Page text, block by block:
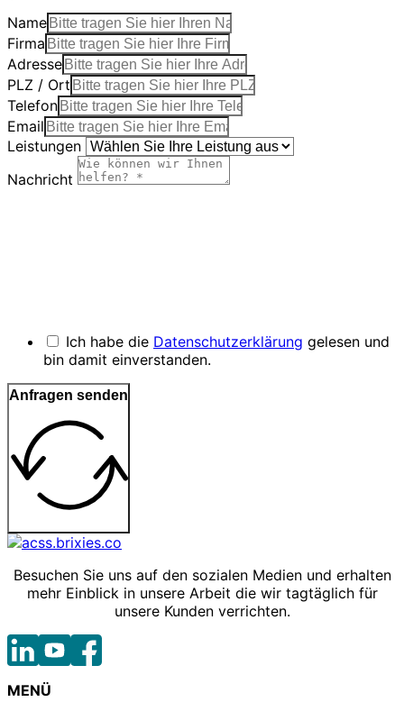
Name
Firma
Adresse
PLZ / Ort
Telefon
Email
Leistungen
Nachricht
Ich habe die Datenschutzerklärung gelesen und
bin damit einverstanden.
Anfragen senden
Besuchen Sie uns auf den sozialen Medien und erhalten
mehr Einblick in unsere Arbeit die wir tagtäglich für
unsere Kunden verrichten.
MENÜ